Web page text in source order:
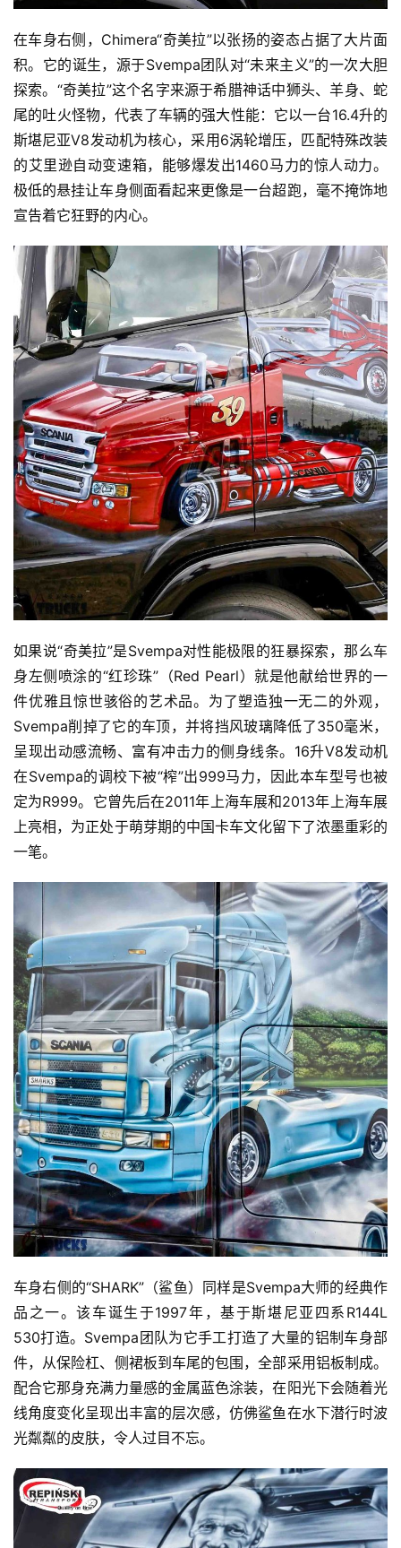
首
页
独
家
资
讯
频
专
题
社
区
登录 注册
在车身右侧，Chimera“奇美拉”以张扬的姿态占据了大片面
积。它的诞生，源于Svempa团队对“未来主义”的一次大胆
探索。“奇美拉”这个名字来源于希腊神话中狮头、羊身、蛇
尾的吐火怪物，代表了车辆的强大性能：它以一台16.4升的
斯堪尼亚V8发动机为核心，采用6涡轮增压，匹配特殊改装
的艾里逊自动变速箱，能够爆发出1460马力的惊人动力。
极低的悬挂让车身侧面看起来更像是一台超跑，毫不掩饰地
宣告着它狂野的内心。
如果说“奇美拉”是Svempa对性能极限的狂暴探索，那么车
身左侧喷涂的“红珍珠”（Red Pearl）就是他献给世界的一
件优雅且惊世骇俗的艺术品。为了塑造独一无二的外观，
Svempa削掉了它的车顶，并将挡风玻璃降低了350毫米，
呈现出动感流畅、富有冲击力的侧身线条。16升V8发动机
在Svempa的调校下被“榨”出999马力，因此本车型号也被
定为R999。它曾先后在2011年上海车展和2013年上海车展
上亮相，为正处于萌芽期的中国卡车文化留下了浓墨重彩的
一笔。
车身右侧的“SHARK”（鲨鱼）同样是Svempa大师的经典作
品之一。该车诞生于1997年，基于斯堪尼亚四系R144L
530打造。Svempa团队为它手工打造了大量的铝制车身部
件，从保险杠、侧裙板到车尾的包围，全部采用铝板制成。
配合它那身充满力量感的金属蓝色涂装，在阳光下会随着光
线角度变化呈现出丰富的层次感，仿佛鲨鱼在水下潜行时波
光粼粼的皮肤，令人过目不忘。